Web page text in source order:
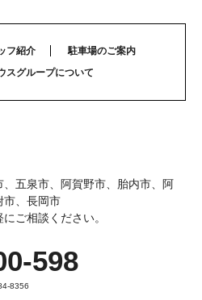
フ紹介
駐車場のご案内
スグループについて
五泉市、阿賀野市、胎内市、阿
市、長岡市
ご相談ください。
598
8356